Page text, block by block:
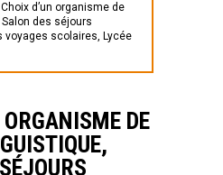
CONFÉRENCES ET
ATELIERS
DU SALON
D’INFOS
Choix d’un organisme de
des séjours
voyages scolaires, Lycée
DE